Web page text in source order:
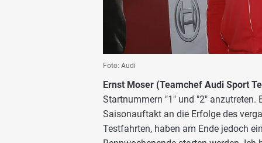
Foto: Audi
Ernst Moser (Teamchef Audi Sport
Startnummern "1" und "2"
Saisonauftakt an die Erfolge des
Testfahrten, haben am Ende jedoch